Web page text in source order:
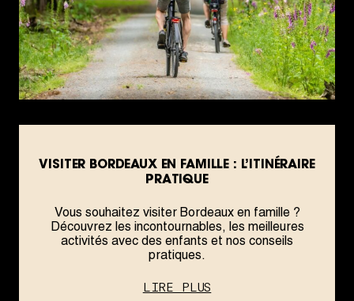
VISITER BORDEAUX EN FAMILLE : L’ITINÉRAIRE
PRATIQUE
Vous souhaitez visiter Bordeaux en famille ?
Découvrez les incontournables, les meilleures
activités avec des enfants et nos conseils
pratiques.
LIRE PLUS